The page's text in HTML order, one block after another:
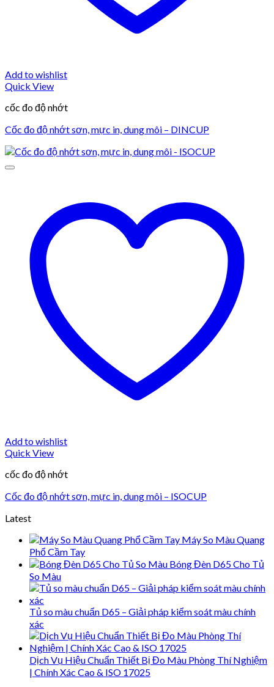
Add to wishlist
Quick View
cốc đo độ nhớt
Cốc đo độ nhớt sơn, mực in, dung môi – DINCUP
Add to wishlist
Quick View
cốc đo độ nhớt
Cốc đo độ nhớt sơn, mực in, dung môi – ISOCUP
Latest
Máy So Màu Quang
Phổ Cầm Tay
Bóng Đèn D65 Cho Tủ
So Màu
Tủ so màu chuẩn D65 – Giải pháp kiểm soát màu chính
xác
Dịch Vụ Hiệu Chuẩn Thiết Bị Đo Màu Phòng Thí Nghiệm
| Chính Xác Cao & ISO 17025